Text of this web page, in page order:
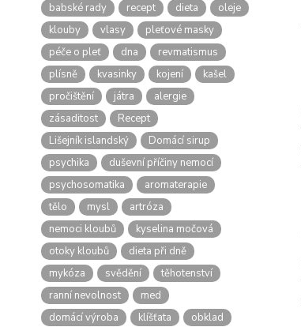
babské rady recept dieta
oleje
klouby
vlasy
pleťové masky
péče o pleť
dna
revmatismus
plísně
kvasinky kojení
kašel
pročištění
játra
alergie
zásaditost
Recept
Lišejník islandský
Domácí sirup
psychika
duševní příčiny nemocí
psychosomatika
aromaterapie
tělo
mysl
artróza
nemoci kloubů
kyselina močová
otoky kloubů
dieta při dně
mykóza
svědění
těhotenství
ranní nevolnost
med
domácí výroba
klíšťata
obklad